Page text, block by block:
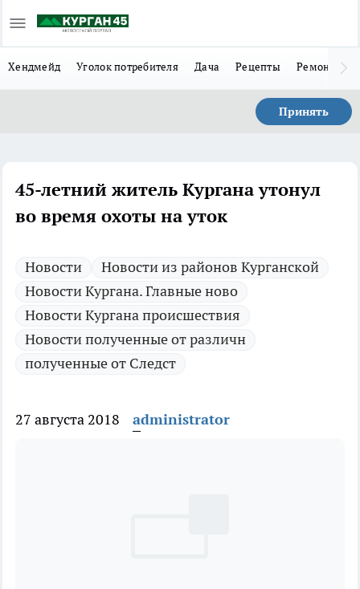
Хендмейд Уголок потребителя Дача Рецепты Ремонт
Принять
45-летний житель Кургана утонул
во время охоты на уток
Новости
Новости из районов Курганской
Новости Кургана. Главные ново
Новости Кургана происшествия
Новости полученные от различн
полученные от Следст
27 августа 2018 administrator